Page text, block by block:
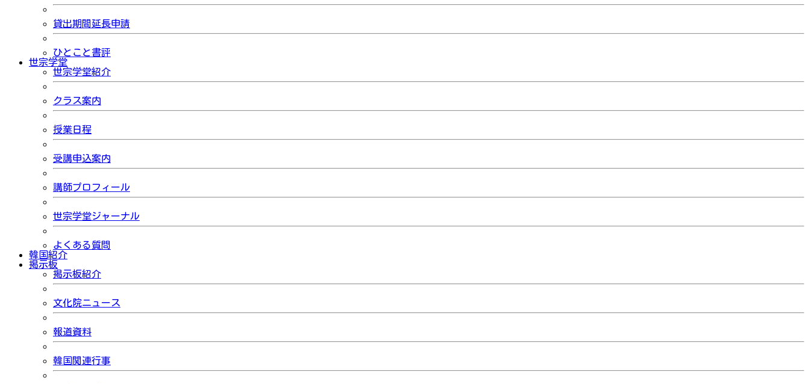
貸出期間延長申請
ひとこと書評
世宗学堂
世宗学堂紹介
クラス案内
授業日程
受講申込案内
講師プロフィール
世宗学堂ジャーナル
よくある質問
韓国紹介
掲示板
掲示板紹介
文化院ニュース
報道資料
韓国関連行事